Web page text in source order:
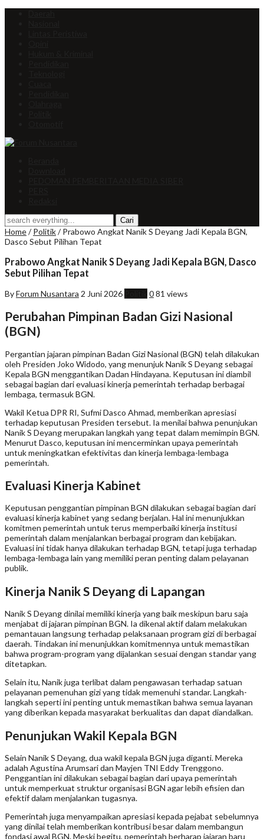
Home/Politik/Prabowo Angkat Nanik S Deyang Jadi Kepala BGN,
Dasco Sebut Pilihan Tepat
Prabowo Angkat Nanik S Deyang Jadi Kepala BGN, Dasco
Sebut Pilihan Tepat
ByForum Nusantara 2 Juni 2026 081 views
Perubahan Pimpinan Badan Gizi Nasional
(BGN)
Pergantian jajaran pimpinan Badan Gizi Nasional (BGN) telah dilakukan
oleh Presiden Joko Widodo, yang menunjuk Nanik S Deyang sebagai
Kepala BGN menggantikan Dadan Hindayana. Keputusan ini diambil
sebagai bagian dari evaluasi kinerja pemerintah terhadap berbagai
lembaga, termasuk BGN.
Wakil Ketua DPR RI, Sufmi Dasco Ahmad, memberikan apresiasi
terhadap keputusan Presiden tersebut. Ia menilai bahwa penunjukan
Nanik S Deyang merupakan langkah yang tepat dalam memimpin BGN.
Menurut Dasco, keputusan ini mencerminkan upaya pemerintah
untuk meningkatkan efektivitas dan kinerja lembaga-lembaga
pemerintah.
Evaluasi Kinerja Kabinet
Keputusan penggantian pimpinan BGN dilakukan sebagai bagian dari
evaluasi kinerja kabinet yang sedang berjalan. Hal ini menunjukkan
komitmen pemerintah untuk terus memperbaiki kinerja institusi
pemerintah dalam menjalankan berbagai program dan kebijakan.
Evaluasi ini tidak hanya dilakukan terhadap BGN, tetapi juga terhadap
lembaga-lembaga lain yang memiliki peran penting dalam pelayanan
publik.
Kinerja Nanik S Deyang di Lapangan
Nanik S Deyang dinilai memiliki kinerja yang baik meskipun baru saja
menjabat di jajaran pimpinan BGN. Ia dikenal aktif dalam melakukan
pemantauan langsung terhadap pelaksanaan program gizi di berbagai
daerah. Tindakan ini menunjukkan komitmennya untuk memastikan
bahwa program-program yang dijalankan sesuai dengan standar yang
ditetapkan.
Selain itu, Nanik juga terlibat dalam pengawasan terhadap satuan
pelayanan pemenuhan gizi yang tidak memenuhi standar. Langkah-
langkah seperti ini penting untuk memastikan bahwa semua layanan
yang diberikan kepada masyarakat berkualitas dan dapat diandalkan.
Penunjukan Wakil Kepala BGN
Selain Nanik S Deyang, dua wakil kepala BGN juga diganti. Mereka
adalah Agustina Arumsari dan Mayjen TNI Eddy Trenggono.
Penggantian ini dilakukan sebagai bagian dari upaya pemerintah
untuk memperkuat struktur organisasi BGN agar lebih efisien dan
efektif dalam menjalankan tugasnya.
Pemerintah juga menyampaikan apresiasi kepada pejabat sebelumnya
yang dinilai telah memberikan kontribusi besar dalam membangun
fondasi awal BGN. Meski begitu, pemerintah berharap jajaran baru